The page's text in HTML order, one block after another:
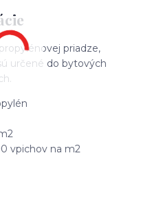
priadze,
určené do bytových
vpichov na m2